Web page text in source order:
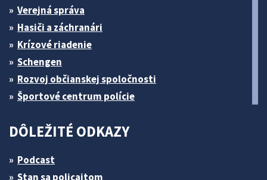
Verejná správa
Hasiči a záchranári
Krízové riadenie
Schengen
Rozvoj občianskej spoločnosti
Športové centrum polície
DÔLEŽITÉ ODKAZY
Podcast
Stan sa policajtom